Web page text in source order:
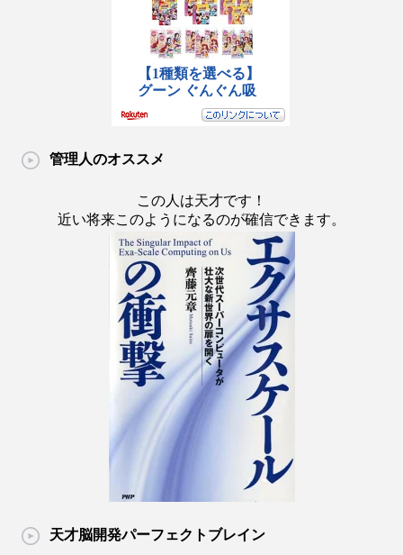
管理人のオススメ
この人は天才です！
近い将来このようになるのが確信できます。
天才脳開発パーフェクトブレイン